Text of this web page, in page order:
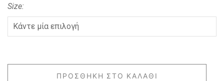
Size
ΠΡΟΣΘΉΚΗ ΣΤΟ ΚΑΛΆΘΙ